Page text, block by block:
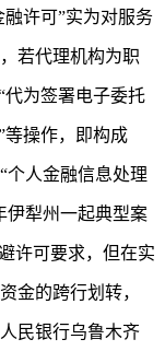
许可”实为对服务
若代理机构为职
代为签署电子委托
等操作，即构成
个人金融信息处理
伊犁州一起典型案
许可要求，但在实
金的跨行划转，
民银行乌鲁木齐